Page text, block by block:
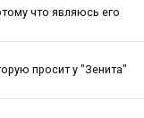
что являюсь его
просит у "Зенита"